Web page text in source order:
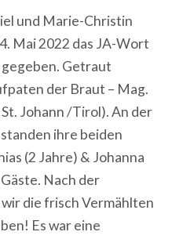
und Marie-Christin
Mai 2022 das JA-Wort
Getraut
der Braut – Mag.
Johann /Tirol). An der
ihre beiden
(2 Jahre) & Johanna
Nach der
die frisch Vermählten
Es war eine